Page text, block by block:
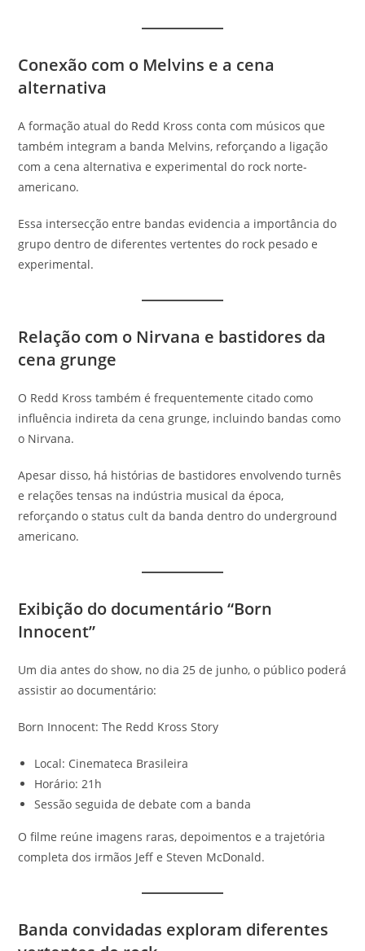
Conexão com o Melvins e a cena
alternativa
A formação atual do Redd Kross conta com músicos que
também integram a banda Melvins, reforçando a ligação
com a cena alternativa e experimental do rock norte-
americano.
Essa intersecção entre bandas evidencia a importância do
grupo dentro de diferentes vertentes do rock pesado e
experimental.
Relação com o Nirvana e bastidores da
cena grunge
O Redd Kross também é frequentemente citado como
influência indireta da cena grunge, incluindo bandas como
o Nirvana.
Apesar disso, há histórias de bastidores envolvendo turnês
e relações tensas na indústria musical da época,
reforçando o status cult da banda dentro do underground
americano.
Exibição do documentário “Born
Innocent”
Um dia antes do show, no dia 25 de junho, o público poderá
assistir ao documentário:
Born Innocent: The Redd Kross Story
Local: Cinemateca Brasileira
Horário: 21h
Sessão seguida de debate com a banda
O filme reúne imagens raras, depoimentos e a trajetória
completa dos irmãos Jeff e Steven McDonald.
Banda convidadas exploram diferentes